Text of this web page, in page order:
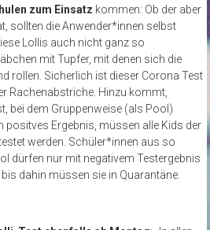
zum Einsatz kommen: Ob der aber
sollten die Anwender*innen selbst
Lollis auch nicht ganz so
mit Tupfer, mit denen sich die
rollen. Sicherlich ist dieser Corona Test
Rachenabstriche. Hinzu kommt,
bei dem Gruppenweise (als Pool)
positves Ergebnis, müssen alle Kids der
werden. Schüler*innen aus so
dürfen nur mit negativem Testergebnis
dahin müssen sie in Quarantäne.